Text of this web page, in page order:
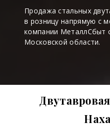
Продажа стальных
в розницу напрямую с
компании МеталлСбыт
Московской области.